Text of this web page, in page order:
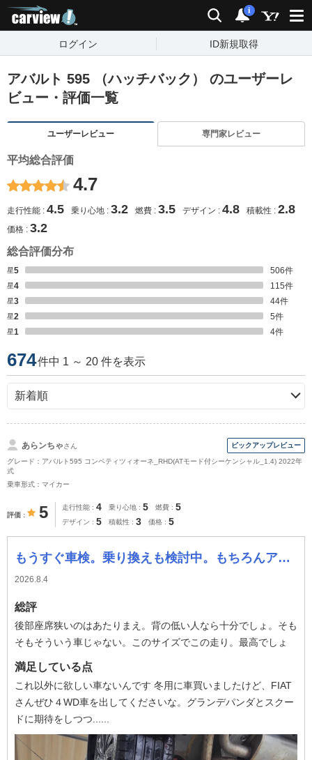
検索 通知
i
ログイン ID新規取得
アバルト 595 （ハッチバック） のユーザーレ
ビュー・評価一覧
ユーザーレビュー 専門家レビュー
平均総合評価
4.7
走行性能 4.5 乗り心地 3.2 燃費 3.5 デザイン 4.8 積載性 2.8
価格 3.2
総合評価分布
星5 506件
星4
115件
星3
44件
星2
5件
星1
4件
674件中 1 ～ 20 件を表示
あらンちゃさん
グレード：アバルト595 コンペティツィオーネ_RHD(ATモード付シーケンシャル_1.4) 2022年
式
乗車形式：マイカー
評価 5 走行性能 4 乗り心地 5 燃費 5
デザイン 5 積載性 3 価格 5
もうすぐ車検。乗り換えも検討中。もちろんアバルト
2026.8.4
総評
後部座席狭いのはあたりまえ。背の低い人なら十分でしょ。そも
そもそういう車じゃない。このサイズでこの走り。最高でしょ
満足している点
これ以外に欲しい車ないんです 冬用に車買いましたけど、FIAT
さんぜひ４WD車を出してくださいな。グランデパンダとスクー
ドに期待をしつつ......